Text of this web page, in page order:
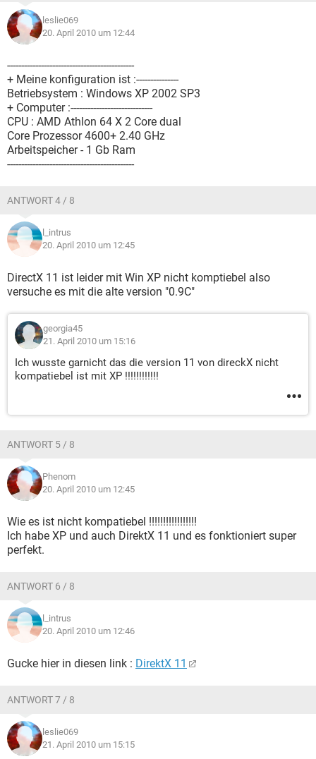
leslie069
20. April 2010 um 12:44
---------------------------------------------
+ Meine konfiguration ist :---------------
Betriebsystem : Windows XP 2002 SP3
+ Computer :-----------------------------
CPU : AMD Athlon 64 X 2 Core dual
Core Prozessor 4600+ 2.40 GHz
Arbeitspeicher - 1 Gb Ram
---------------------------------------------
ANTWORT 4 / 8
l_intrus
20. April 2010 um 12:45
DirectX 11 ist leider mit Win XP nicht komptiebel also
versuche es mit die alte version "0.9C"
georgia45
21. April 2010 um 15:16
Ich wusste garnicht das die version 11 von direckX nicht
kompatiebel ist mit XP !!!!!!!!!!!!
ANTWORT 5 / 8
Phenom
20. April 2010 um 12:45
Wie es ist nicht kompatiebel !!!!!!!!!!!!!!!!!
Ich habe XP und auch DirektX 11 und es fonktioniert super
perfekt.
ANTWORT 6 / 8
l_intrus
20. April 2010 um 12:46
Gucke hier in diesen link : DirektX 11
ANTWORT 7 / 8
leslie069
21. April 2010 um 15:15